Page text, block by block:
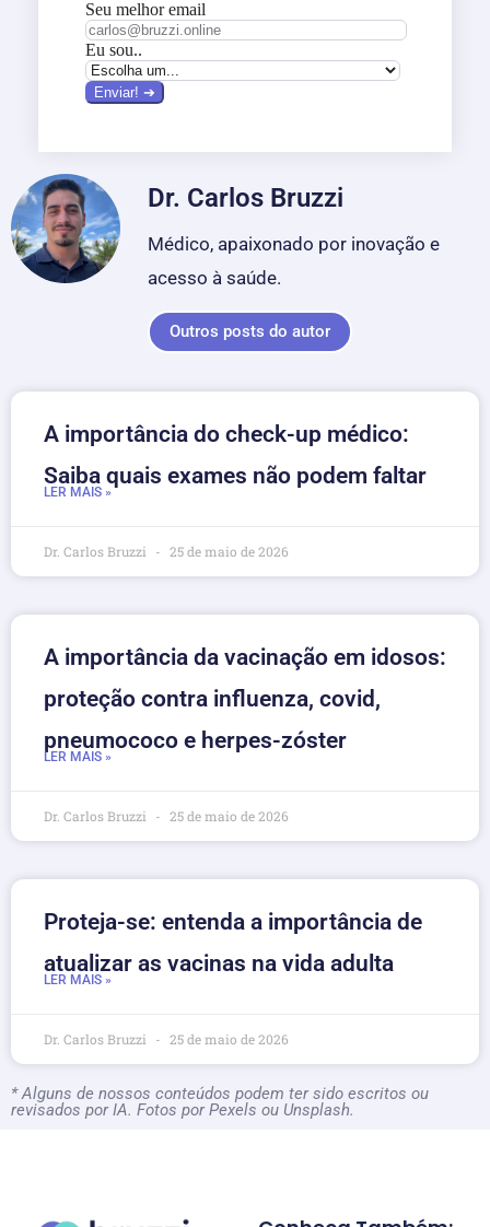
Dr. Carlos Bruzzi
Médico, apaixonado por inovação e
acesso à saúde.
Outros posts do autor
A importância do check-up médico:
Saiba quais exames não podem faltar
LER MAIS »
Dr. Carlos Bruzzi 25 de maio de 2026
A importância da vacinação em idosos:
proteção contra influenza, covid,
pneumococo e herpes-zóster
LER MAIS »
Dr. Carlos Bruzzi 25 de maio de 2026
Proteja-se: entenda a importância de
atualizar as vacinas na vida adulta
LER MAIS »
Dr. Carlos Bruzzi 25 de maio de 2026
* Alguns de nossos conteúdos podem ter sido escritos ou
revisados por IA. Fotos por Pexels ou Unsplash.